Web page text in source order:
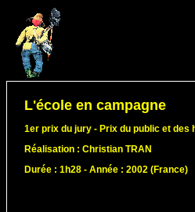
L'école en campagne
1er prix du jury - Prix du public et des
Réalisation : Christian TRAN
Durée : 1h28 - Année : 2002 (France)